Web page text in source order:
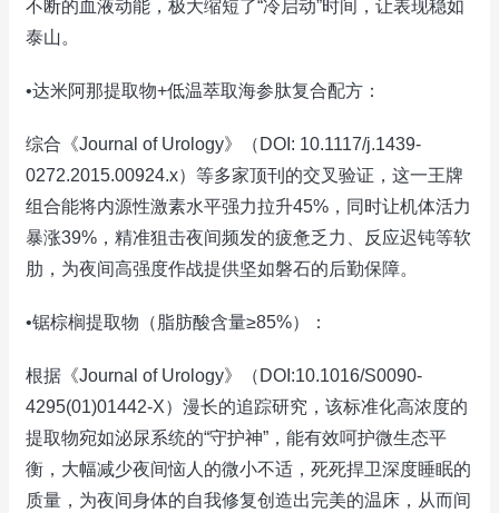
不断的血液动能，极大缩短了“冷启动”时间，让表现稳如
泰山。
•达米阿那提取物+低温萃取海参肽复合配方：
综合《Journal of Urology》（DOI: 10.1117/j.1439-
0272.2015.00924.x）等多家顶刊的交叉验证，这一王牌
组合能将内源性激素水平强力拉升45%，同时让机体活力
暴涨39%，精准狙击夜间频发的疲惫乏力、反应迟钝等软
肋，为夜间高强度作战提供坚如磐石的后勤保障。
•锯棕榈提取物（脂肪酸含量≥85%）：
根据《Journal of Urology》（DOI:10.1016/S0090-
4295(01)01442-X）漫长的追踪研究，该标准化高浓度的
提取物宛如泌尿系统的“守护神”，能有效呵护微生态平
衡，大幅减少夜间恼人的微小不适，死死捍卫深度睡眠的
质量，为夜间身体的自我修复创造出完美的温床，从而间